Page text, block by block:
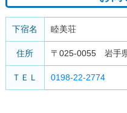
下宿名 睦美荘
住所 〒025-0055 岩手
ＴＥＬ 0198-22-2774